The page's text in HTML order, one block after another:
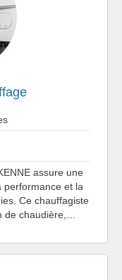
assure une
performance et la
Ce chauffagiste
de chaudière,…